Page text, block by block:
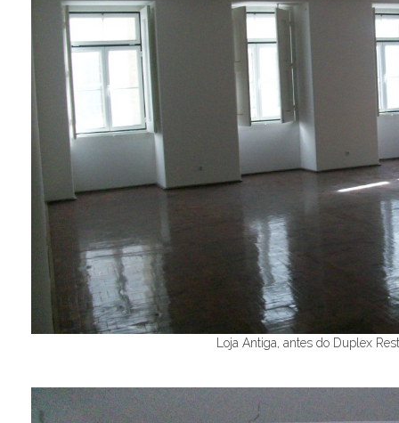
Loja Antiga, antes do Duplex